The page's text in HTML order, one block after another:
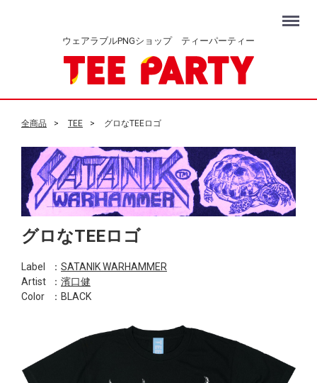
ウェアラブルPNGショップ ティーパーティー
Menu
全商品 TEE グロなTEEロゴ
グロなTEEロゴ
Label ： SATANIK WARHAMMER
Artist
： 濱口健
Color
：BLACK